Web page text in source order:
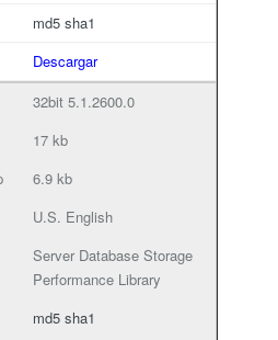
md5 sha1
Descargar
32bit 5.1.2600.0
17 kb
6.9 kb
U.S. English
Server Database Storage
Performance Library
md5 sha1